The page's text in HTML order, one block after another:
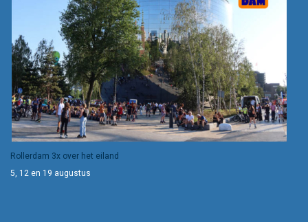
Rollerdam 3x over het eiland
5, 12 en 19 augustus